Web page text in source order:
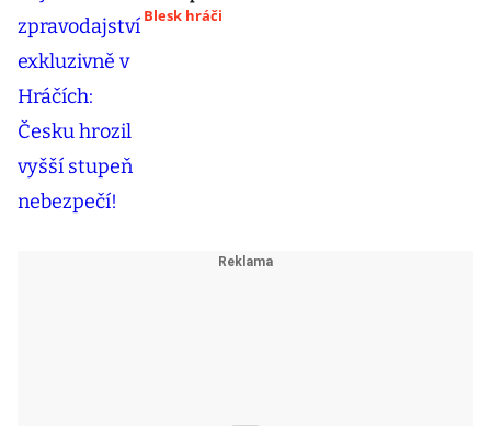
Blesk hráči